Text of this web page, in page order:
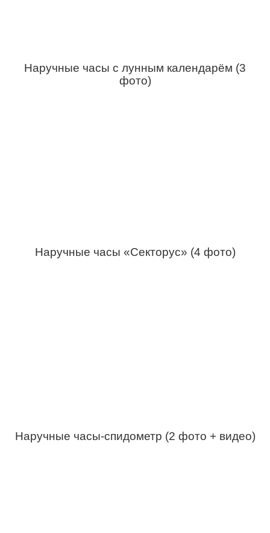
Наручные часы с лунным календарём (3
фото)
Наручные часы «Секторус» (4 фото)
Наручные часы-спидометр (2 фото + видео)